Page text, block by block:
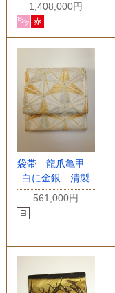
1,408,000円
袋帯 龍爪亀甲
白に金銀 清製
561,000円